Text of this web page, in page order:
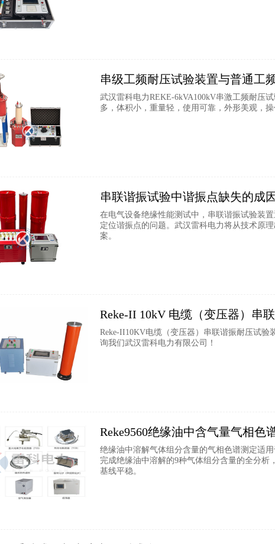
串级工频耐压试验装置与普通工
武汉雷科电力REKE-6kVA100kV串激工频耐压
多，体积小，重量轻，使用可靠，外形美观，
串联谐振试验中谐振点缺失的成
在电气设备绝缘性能测试中，串联谐振试验装
定位谐振点的问题。武汉雷科电力将从技术原
案。
Reke-II 10kV 电缆（变压器）串
Reke-II10KV电缆（变压器）串联谐振耐压试
询我们武汉雷科电力有限公司！
Reke9560绝缘油中含气量气相色
绝缘油中溶解气体组分含量的气相色谱测定适
完成绝缘油中溶解的9种气体组分含量的全分析
基线平稳。